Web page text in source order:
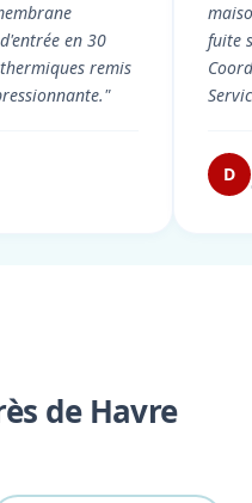
en 30
remis
fuite
D
de Havre